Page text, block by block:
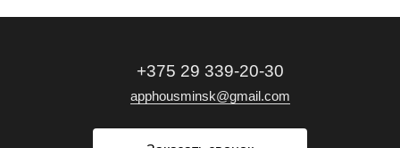
+375 29 339-20-30
apphousminsk@gmail.com